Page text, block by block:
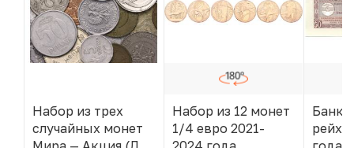
Набор из трех
случайных монет
Набор из 12 монет
1/4 евро 2021-